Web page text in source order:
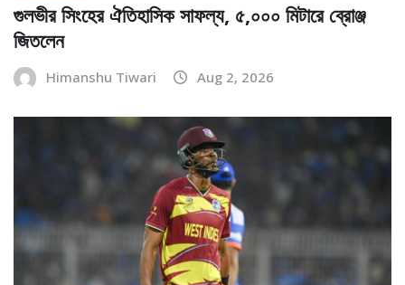
গুলভীর সিংহের ঐতিহাসিক সাফল্য, ৫,০০০ মিটারে ব্রোঞ্জ
জিতলেন
Himanshu Tiwari Aug 2, 2026